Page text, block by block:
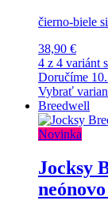
čierno-biele
38,90 €
4 z 4 variánt
Doručíme
Vybrať
Breedwell
Novinka
Jocksy